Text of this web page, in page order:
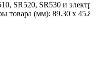
SR520, SR530 и
товара (мм): 89.30 x